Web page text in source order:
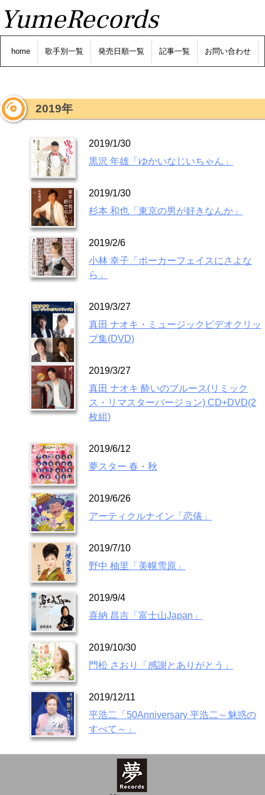
YumeRecords
home 歌手別一覧 発売日順一覧 記事一覧 お問い合わせ
2019年
2019/1/30
黒沢 年雄「ゆかいなじいちゃん」
2019/1/30
杉本 和也「東京の男が好きなんか」
2019/2/6
小林 幸子「ポーカーフェイスにさよな
ら」
2019/3/27
真田 ナオキ・ミュージックビデオクリッ
プ集(DVD)
2019/3/27
真田 ナオキ 酔いのブルース(リミック
ス・リマスターバージョン) CD+DVD(2
枚組)
2019/6/12
夢スター 春・秋
2019/6/26
アーティクルナイン「恋俵」
2019/7/10
野中 柚里「美幌雪原」
2019/9/4
喜納 昌吉「富士山Japan」
2019/10/30
門松 さおり「感謝とありがとう」
2019/12/11
平浩二「50Anniversary 平浩二～魅惑の
すべて～」